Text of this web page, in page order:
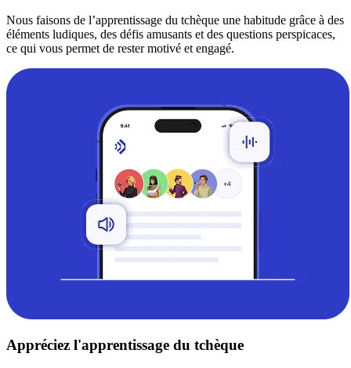
Nous faisons de l’apprentissage du tchèque une habitude grâce à des
éléments ludiques, des défis amusants et des questions perspicaces,
ce qui vous permet de rester motivé et engagé.
Appréciez l'apprentissage du tchèque